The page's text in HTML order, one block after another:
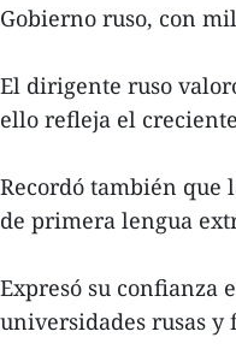
Gobierno ruso, con
El dirigente ruso
ello refleja el
Recordó también que
de primera lengua
Expresó su confianza
universidades rusas y